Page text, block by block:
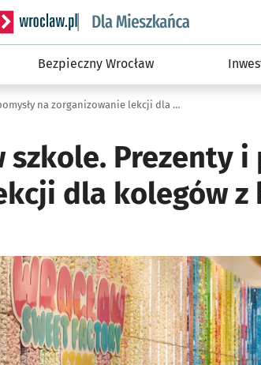
informacyjny wroclaw.pl podserwis: Dla
Bezpieczny Wrocław
Dzień Chłopaka w szkole. Prezenty i pomysły na zorganizowanie lekcji dla kolegów z klasy
szkole. Prezenty i
dla kolegów z